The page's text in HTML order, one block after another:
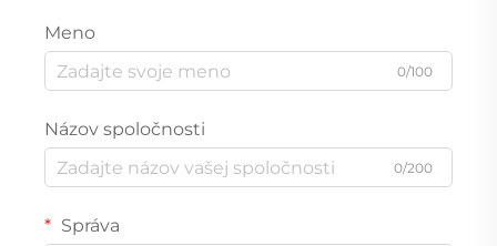
Meno
0/100
Názov spoločnosti
0/200
Správa